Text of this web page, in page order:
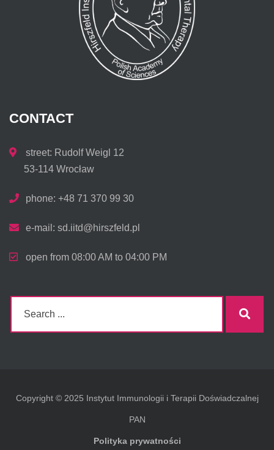
CONTACT
street: Rudolf Weigl 12
53-114 Wrocław
phone: +48 71 370 99 30
e-mail: sd.iitd@hirszfeld.pl
open from 08:00 AM to 04:00 PM
Copyright © 2025 Instytut Immunologii i Terapii Doświadczalnej
PAN
Polityka prywatności